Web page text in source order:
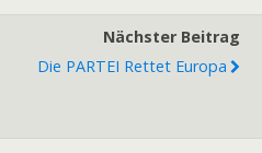
Nächster Beitrag
Die PARTEI Rettet Europa